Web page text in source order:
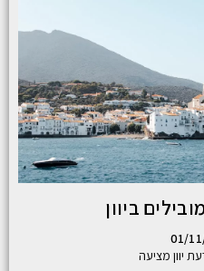
ביוון
01/
יוון מציעה